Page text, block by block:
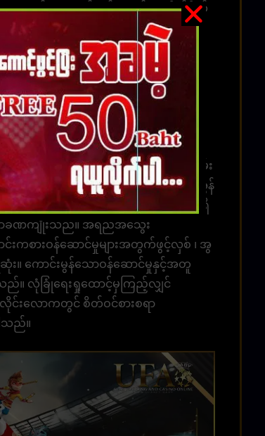
အေးဂျင့်များမှတစ်ဆင့်မဟုတ်ဘဲ တိုက်ရိုက်
ပရိုမိုးရှင်း၊ နံပါတ် 1၊ ဝန်ဆောင်မှု
းဘောလုံးလောင်းကစား အွန်လိုင်း ဘာ့
ခင်ကုမ္ပဏီမှ တိုက်ရိုက်လျှောက်ထားပါ။
။ အွန်လိုင်းအားကစားနှင့် ကာစီနို
နှင့် Android ဖုန်းနှစ်မျိုးလုံးတွင် ပံ့ပိုးပေး
းရှင်းတွေအများကြီး တည်ငြိမ်သော
ျယ်ရန်ဂိမ်းရာပေါင်းများစွာရှိသည်။ ထို့
တ်လုပ်မည်ဖြစ်သည်။ ရွေးချယ်ရန် ဂိမ်း
ပြီး ထူးခြားသည်။ ၎င်းသည် အကောင်းဆုံးအွန်
စ်ခုစီတွင် ရိုးရှင်းသောကစားနည်းလည်းရှိ
ြာခဏကျိုးသည်။ အရည်အသွေး
းကစားဝန်ဆောင်မှုများအတွက်ဖွင့်လှစ် ၊ အွ
။ ကောင်းမွန်သောဝန်ဆောင်မှုနှင့်အတူ
။ လုံခြုံရေးရှုထောင့်မှကြည့်လျှင်
းလောကတွင် စိတ်ဝင်စားစရာ
သည်။